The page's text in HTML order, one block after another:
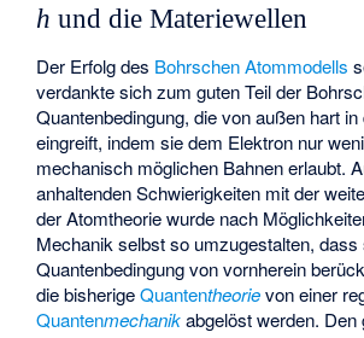
h und die Materiewellen
Der Erfolg des Bohrschen Atommodells
verdankte sich zum guten Teil der
Quantenbedingung, die von außen hart
eingreift, indem sie dem Elektron nur
mechanisch möglichen Bahnen erlaubt.
anhaltenden Schwierigkeiten mit der
der Atomtheorie wurde nach
Mechanik selbst so umzugestalten, dass
Quantenbedingung von vornherein
die bisherigeQuantentheorievon einer
Quantenmechanikabgelöst werden.